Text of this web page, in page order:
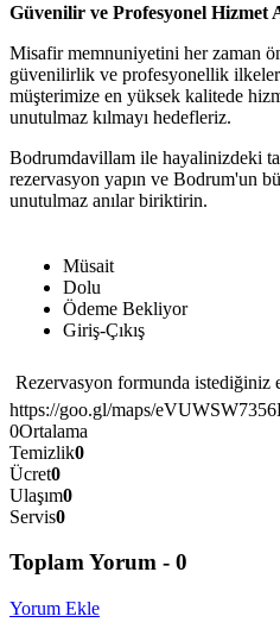
Güvenilir ve Profesyonel Hizmet
Misafir memnuniyetini her zaman
güvenilirlik ve profesyonellik
müşterimize en yüksek kalitede
unutulmaz kılmayı hedefleriz.
Bodrumdavillam ile hayalinizdeki
rezervasyon yapın ve Bodrum'un
unutulmaz anılar biriktirin.
Müsait
Dolu
Ödeme Bekliyor
Giriş-Çıkış
Rezervasyon formunda istediğiniz
https://goo.gl/maps/
0Ortalama
Temizlik0
Ücret0
Ulaşım0
Servis0
Toplam Yorum - 0
Yorum Ekle